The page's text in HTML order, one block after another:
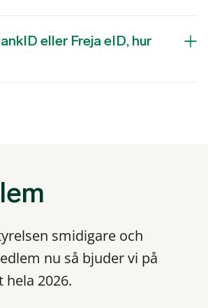
eller Freja eID, hur
smidigare och
nu så bjuder vi på
2026.